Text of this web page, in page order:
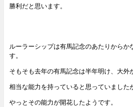
勝利だと思います。
ルーラーシップは有馬記念のあたりからか
す。
そもそも去年の有馬記念は半年明け、大外
相当な能力を持っていると思っていました
やっとその能力が開花したようです。